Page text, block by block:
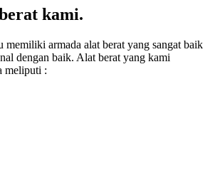
kami.
memiliki armada alat berat yang sangat baik
dengan baik. Alat berat yang kami
meliputi :